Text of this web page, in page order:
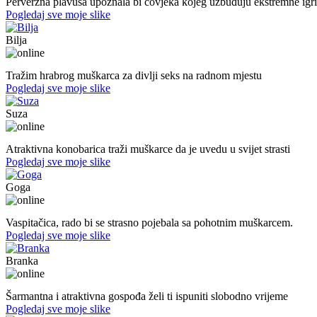
Pogledaj sve moje slike
Bilja
Tražim hrabrog muškarca za divlji seks na radnom mjestu
Pogledaj sve moje slike
Suza
Atraktivna konobarica traži muškarce da je uvedu u svijet strasti
Pogledaj sve moje slike
Goga
Vaspitačica, rado bi se strasno pojebala sa pohotnim muškarcem.
Pogledaj sve moje slike
Branka
Šarmantna i atraktivna gospođa želi ti ispuniti slobodno vrijeme
Pogledaj sve moje slike